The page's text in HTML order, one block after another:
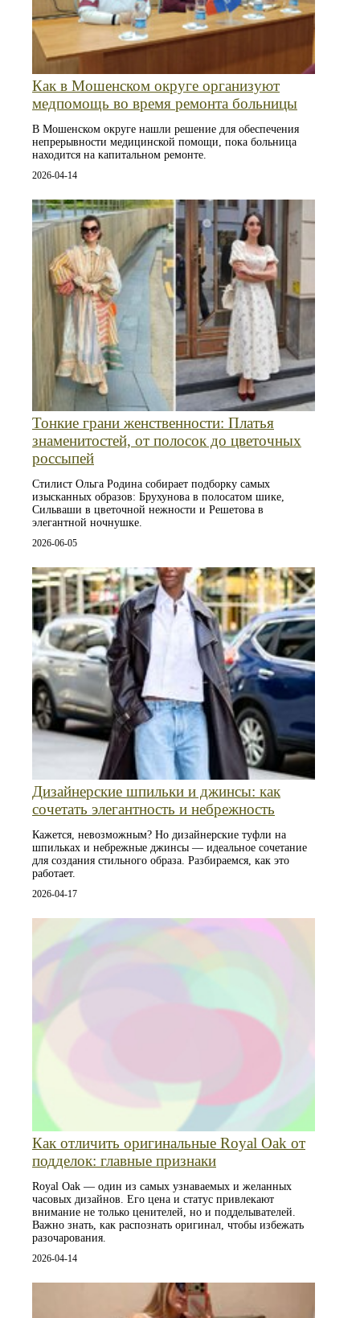
Как в Мошенском округе организуют
медпомощь во время ремонта больницы
В Мошенском округе нашли решение для обеспечения
непрерывности медицинской помощи, пока больница
находится на капитальном ремонте.
2026-04-14
Тонкие грани женственности: Платья
знаменитостей, от полосок до цветочных
россыпей
Стилист Ольга Родина собирает подборку самых
изысканных образов: Брухунова в полосатом шике,
Сильваши в цветочной нежности и Решетова в
элегантной ночнушке.
2026-06-05
Дизайнерские шпильки и джинсы: как
сочетать элегантность и небрежность
Кажется, невозможным? Но дизайнерские туфли на
шпильках и небрежные джинсы — идеальное сочетание
для создания стильного образа. Разбираемся, как это
работает.
2026-04-17
Как отличить оригинальные Royal Oak от
подделок: главные признаки
Royal Oak — один из самых узнаваемых и желанных
часовых дизайнов. Его цена и статус привлекают
внимание не только ценителей, но и подделывателей.
Важно знать, как распознать оригинал, чтобы избежать
разочарования.
2026-04-14